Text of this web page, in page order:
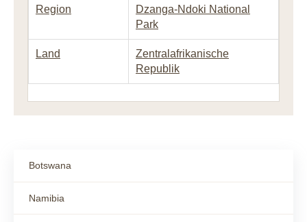
Region
Dzanga-Ndoki National
Park
Land
Zentralafrikanische
Republik
Botswana
Namibia